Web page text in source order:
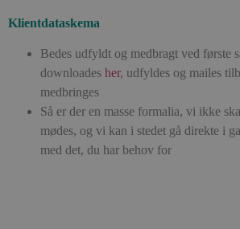
Klientdataskema
Bedes udfyldt og medbragt ved første
downloades her, udfyldes og mailes
medbringes
Så er der en masse formalia, vi ikke
mødes, og vi kan i stedet gå direkte i
med det, du har behov for